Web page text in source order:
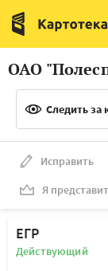
Италия
Люксембург
Нидерланды
ОАО
Следить за
Исправить
Я
ЕГР
Действующий